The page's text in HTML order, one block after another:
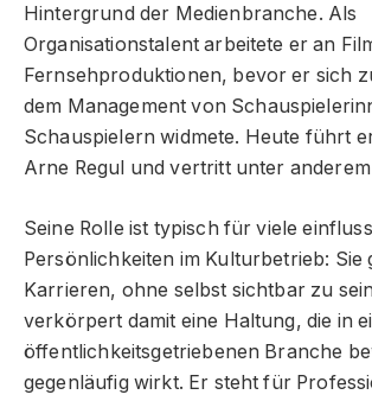
Hintergrund der Medienbranche. Als
Organisationstalent arbeitete er an
Fernsehproduktionen, bevor er sich
dem Management von
Schauspielern widmete. Heute führt
Arne Regul und vertritt unter
Seine Rolle ist typisch für viele
Persönlichkeiten im Kulturbetrieb: Sie
Karrieren, ohne selbst sichtbar zu
verkörpert damit eine Haltung, die in
öffentlichkeitsgetriebenen Branche
gegenläufig wirkt. Er steht für